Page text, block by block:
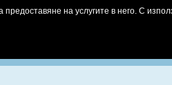
предоставяне на услугите в него. С